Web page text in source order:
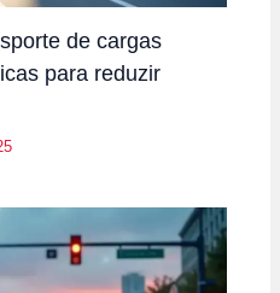
de cargas
para reduzir